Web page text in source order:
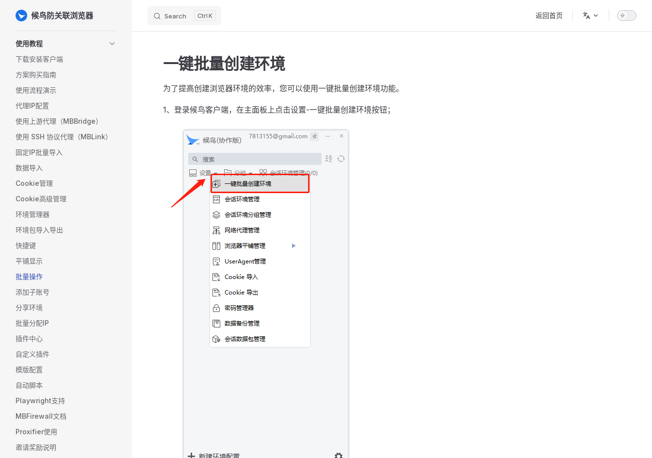
Skip to content
候鸟防关联浏览器 Search K 返回首页
使用教程
下载安装客户端
方案购买指南
使用流程演示
代理IP配置
使用上游代理（MBBridge）
使用 SSH 协议代理（MBLink）
固定IP批量导入
数据导入
Cookie管理
Cookie高级管理
环境管理器
环境包导入导出
快捷键
平铺显示
批量操作
添加子账号
分享环境
批量分配IP
插件中心
自定义插件
模版配置
自动脚本
Playwright支持
MBFirewall文档
Proxifier使用
邀请奖励说明
一键批量创建环境
为了提高创建浏览器环境的效率，您可以使用一键批量创建环境功能。
1、登录候鸟客户端，在主面板上点击设置-一键批量创建环境按钮；